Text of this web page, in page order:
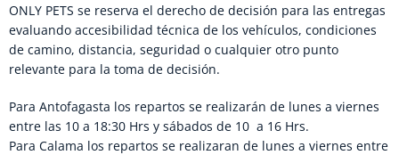
ONLY PETS se reserva el derecho de decisión para las entregas
evaluando accesibilidad técnica de los vehículos, condiciones
de camino, distancia, seguridad o cualquier otro punto
relevante para la toma de decisión.
Para Antofagasta los repartos se realizarán de lunes a viernes
entre las 10 a 18:30 Hrs y sábados de 10 a 16 Hrs.
Para Calama los repartos se realizaran de lunes a viernes entre